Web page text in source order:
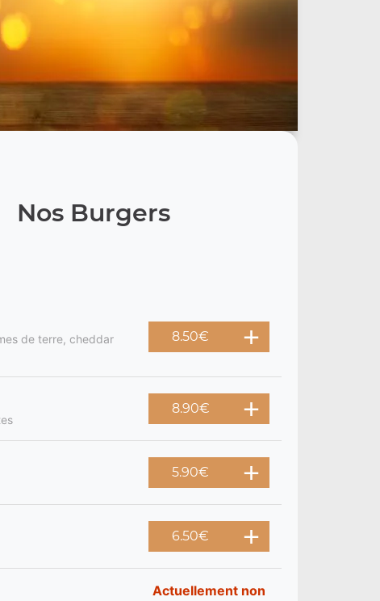
Nos Burgers
de terre, cheddar
8.50€
8.90€
5.90€
6.50€
Actuellement non